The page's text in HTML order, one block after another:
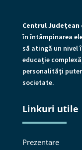
Centrul Județean
în întâmpinarea
să atingă un nivel
educaţie
personalităţi
societate.
Linkuri utile
Prezentare